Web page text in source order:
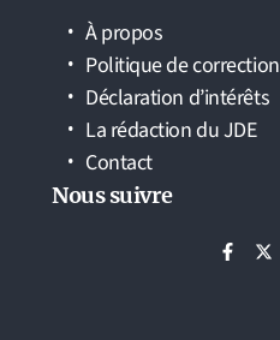
À propos
Politique de
Déclaration d’intérêts
La rédaction du JDE
Contact
Nous suivre